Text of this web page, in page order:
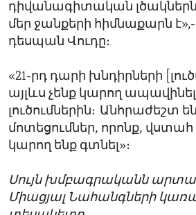
դիվանագիտական լծակներն
մեր ջանքերի հիմնաքարն է»,-
դեսպան Վուդը։
«21-րդ դարի խնդիրների
այլևս չենք կարող
լուծումներին։ Անհրաժեշտ
մոտեցումներ, որոնք, վստահ
կարող ենք գտնել»։
Սույն խմբագրականն
Միացյալ Նահանգների